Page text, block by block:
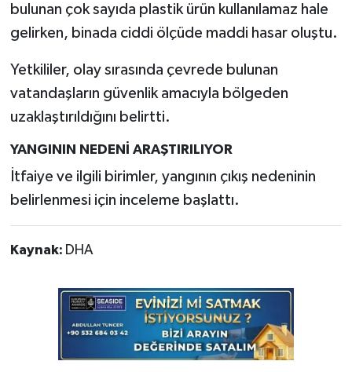
bulunan çok sayıda plastik ürün kullanılamaz hale
gelirken, binada ciddi ölçüde maddi hasar oluştu.
Yetkililer, olay sırasında çevrede bulunan
vatandaşların güvenlik amacıyla bölgeden
uzaklaştırıldığını belirtti.
YANGININ NEDENİ ARAŞTIRILIYOR
İtfaiye ve ilgili birimler, yangının çıkış nedeninin
belirlenmesi için inceleme başlattı.
Kaynak: DHA